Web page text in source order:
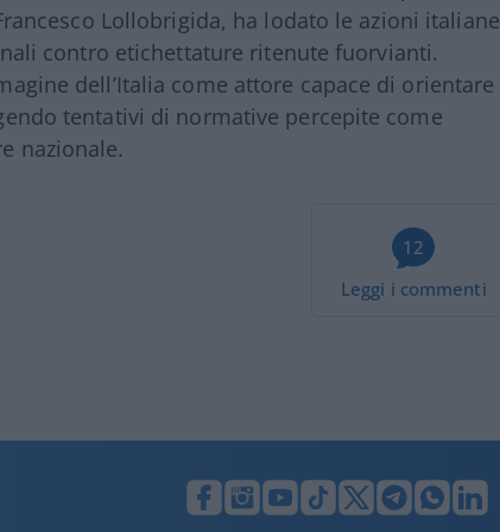
Lollobrigida, ha lodato le azioni italiane
contro etichettature ritenute fuorvianti.
dell’Italia come attore capace di orientare
tentativi di normative percepite come
nazionale.
12
Leggi i commenti